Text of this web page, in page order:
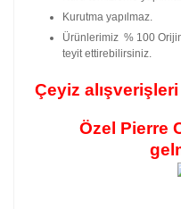
Kurutma yapılmaz.
Ürünlerimiz % 100
teyit ettirebilirsiniz.
Çeyiz
Özel Pierre